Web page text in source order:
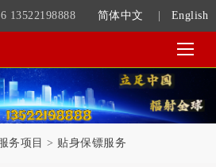
简体中文 English
13522198888
服务项目 > 贴身保镖服务